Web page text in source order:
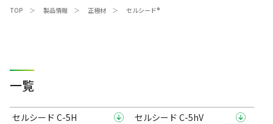
TOP 製品情報 正極材 セルシード®
一覧
セルシード C-5H セルシード C-5hV